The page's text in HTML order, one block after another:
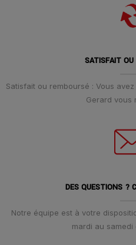
SATISFAIT OU
Satisfait ou remboursé : Vous
Gerard vous
DES QUESTIONS ?
Notre équipe est à votre
mardi au samedi